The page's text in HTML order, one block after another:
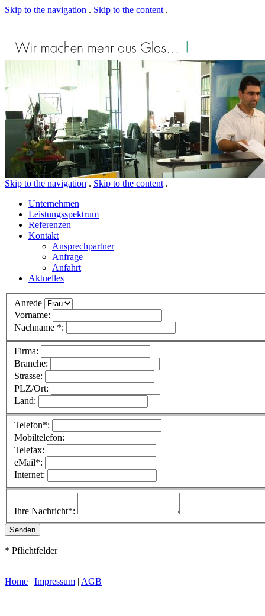
Skip to the navigation . Skip to the content .
Skip to the navigation . Skip to the content .
Unternehmen
Leistungsspektrum
Referenzen
Kontakt
Ansprechpartner
Anfrage
Anfahrt
Aktuelles
Anrede
Vorname:
Nachname *:
Firma:
Branche:
Strasse:
PLZ/Ort:
Land:
Telefon*:
Mobiltelefon:
Telefax:
eMail*:
Internet:
Ihre Nachricht*:
* Pflichtfelder
Home | Impressum | AGB